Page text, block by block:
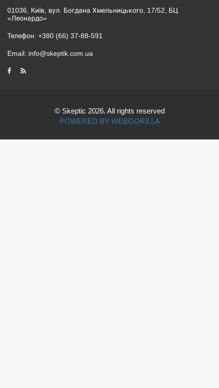
01036, Київ, вул. Богдана Хмельницького, 17/52, БЦ
«Леонардо»
Телефон: +380 (66) 37-88-591
Email: info@skeptik.com.ua
© Skeptic 2026. All rights reserved
POWERED BY WEBGORILLA